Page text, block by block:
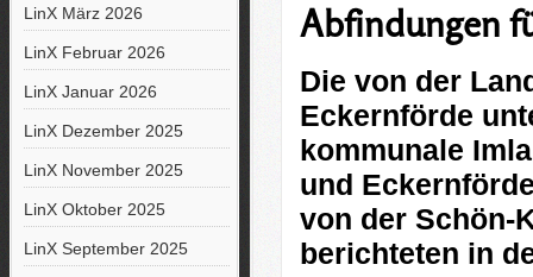
LinX März 2026
LinX Februar 2026
LinX Januar 2026
LinX Dezember 2025
LinX November 2025
LinX Oktober 2025
LinX September 2025
Abfindungen
Die von der
Eckernförde
kommunale
und
von der Schön-
berichteten in